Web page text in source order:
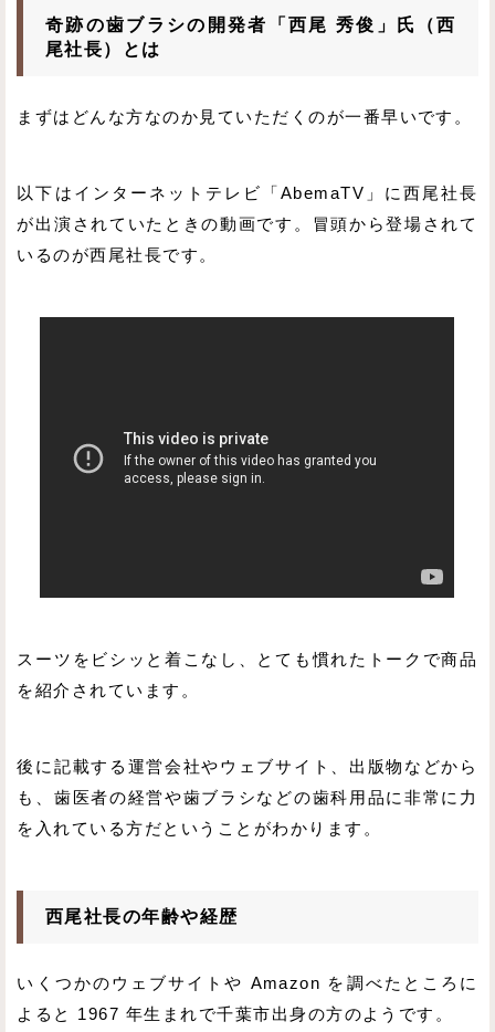
奇跡の歯ブラシの開発者「西尾 秀俊」氏（西
尾社長）とは
まずはどんな方なのか見ていただくのが一番早いです。
以下はインターネットテレビ「AbemaTV」に西尾社長
が出演されていたときの動画です。冒頭から登場されて
いるのが西尾社長です。
スーツをビシッと着こなし、とても慣れたトークで商品
を紹介されています。
後に記載する運営会社やウェブサイト、出版物などから
も、歯医者の経営や歯ブラシなどの歯科用品に非常に力
を入れている方だということがわかります。
西尾社長の年齢や経歴
いくつかのウェブサイトや Amazon を調べたところに
よると 1967 年生まれで千葉市出身の方のようです。